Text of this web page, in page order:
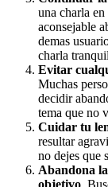
una charla
aconsejable
demas
charla
Evitar
Muchas
decidir
tema que no
Cuidar tu
resultar
no dejes que
Abandona
objetivo.